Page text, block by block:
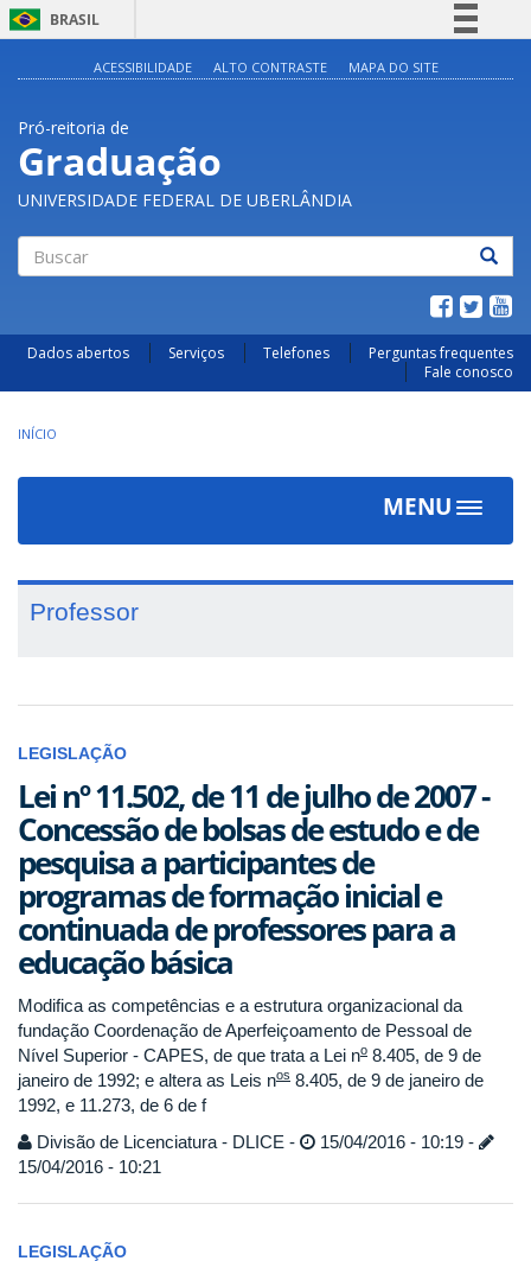
BRASIL
Legislação
Canais
ACESSIBILIDADE ALTO CONTRASTE MAPA DO SITE
Pró-reitoria de
Graduação
UNIVERSIDADE FEDERAL DE UBERLÂNDIA
Dados abertos Serviços Telefones
Perguntas frequentes
Fale conosco
INÍCIO
MENU
Toggle
Professor
LEGISLAÇÃO
Lei nº 11.502, de 11 de julho de 2007 -
Concessão de bolsas de estudo e de
pesquisa a participantes de
programas de formação inicial e
continuada de professores para a
educação básica
Modifica as competências e a estrutura organizacional da
fundação Coordenação de Aperfeiçoamento de Pessoal de
Nível Superior - CAPES, de que trata a Lei no 8.405, de 9 de
janeiro de 1992; e altera as Leis nos 8.405, de 9 de janeiro de
1992, e 11.273, de 6 de f
Divisão de Licenciatura - DLICE -
15/04/2016 - 10:19 -
15/04/2016 - 10:21
LEGISLAÇÃO